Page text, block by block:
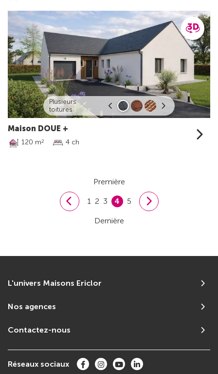
Maison DOUE +
120 m2 4 ch
Plusieurs
toitures
Première
1 2 3 4 5
Dernière
L'univers Maisons Ericlor
Nos agences
Contactez-nous
Réseaux sociaux